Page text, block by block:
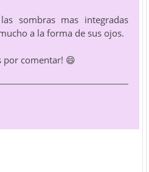
sombras mas integradas
a la forma de sus ojos.
por comentar! 😄